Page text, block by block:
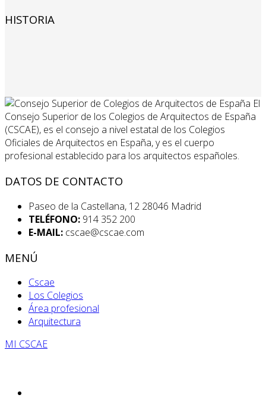
HISTORIA
El
Consejo Superior de los Colegios de Arquitectos de España
(CSCAE), es el consejo a nivel estatal de los Colegios
Oficiales de Arquitectos en España, y es el cuerpo
profesional establecido para los arquitectos españoles.
DATOS DE CONTACTO
Paseo de la Castellana, 12 28046 Madrid
TELÉFONO: 914 352 200
E-MAIL: cscae@cscae.com
MENÚ
Cscae
Los Colegios
Área profesional
Arquitectura
MI CSCAE